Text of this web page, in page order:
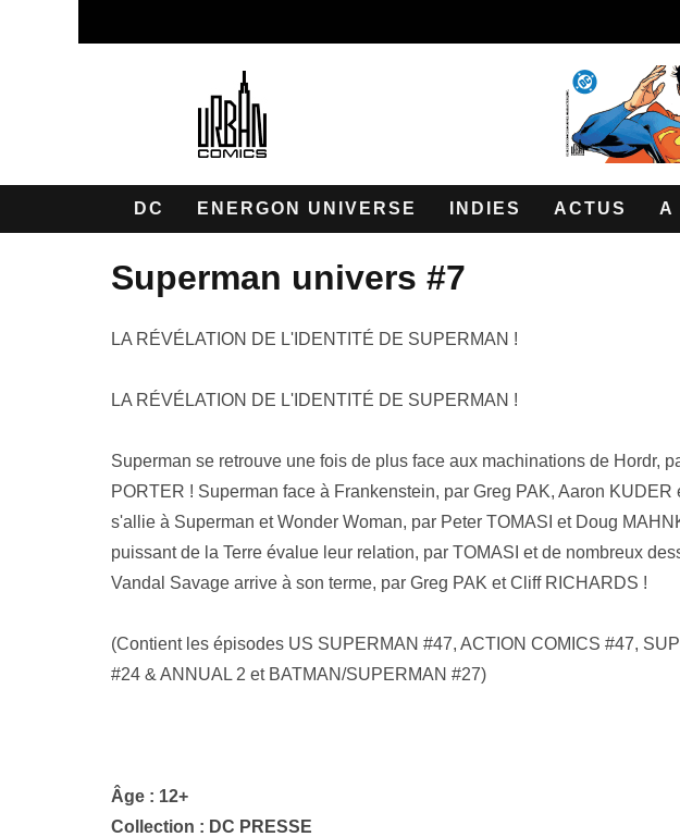
DC ENERGON UNIVERSE INDIES ACTUS A
superman univers #7
LA RÉVÉLATION DE L'IDENTITÉ DE SUPERMAN !
LA RÉVÉLATION DE L'IDENTITÉ DE SUPERMAN !
Superman se retrouve une fois de plus face aux machinations de Hordr,
PORTER ! Superman face à Frankenstein, par Greg PAK, Aaron
s'allie à Superman et Wonder Woman, par Peter TOMASI et Doug
puissant de la Terre évalue leur relation, par TOMASI et de nombreux
Vandal Savage arrive à son terme, par Greg PAK et Cliff RICHARDS !
(Contient les épisodes US SUPERMAN #47, ACTION COMICS #47,
#24 & ANNUAL 2 et BATMAN/SUPERMAN #27)
Âge : 12+
Collection : DC PRESSE